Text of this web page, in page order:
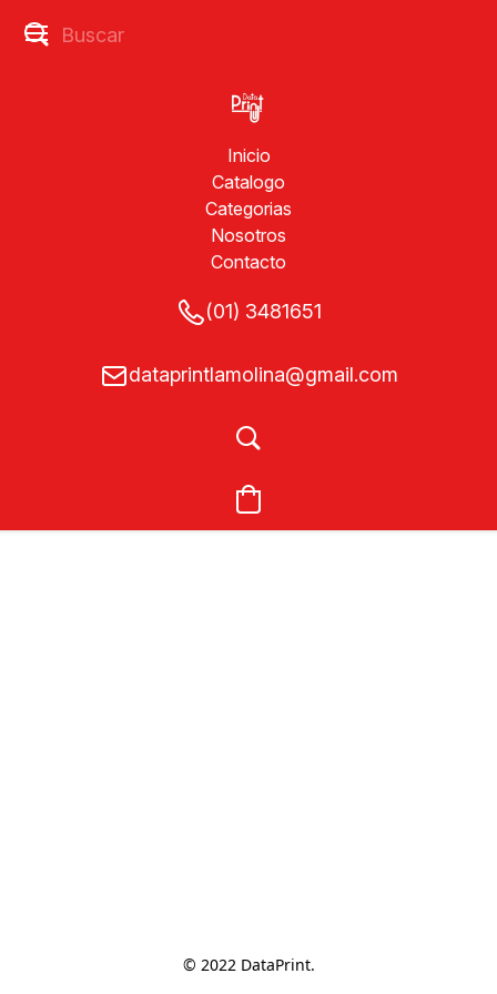
Inicio
Catalogo
Categorias
Nosotros
Contacto
(01) 3481651
dataprintlamolina@gmail.com
© 2022 DataPrint.